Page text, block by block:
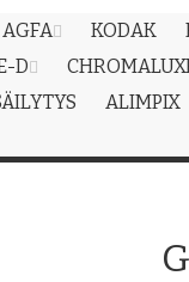
AGFA KODAK
D
ALIMPIX